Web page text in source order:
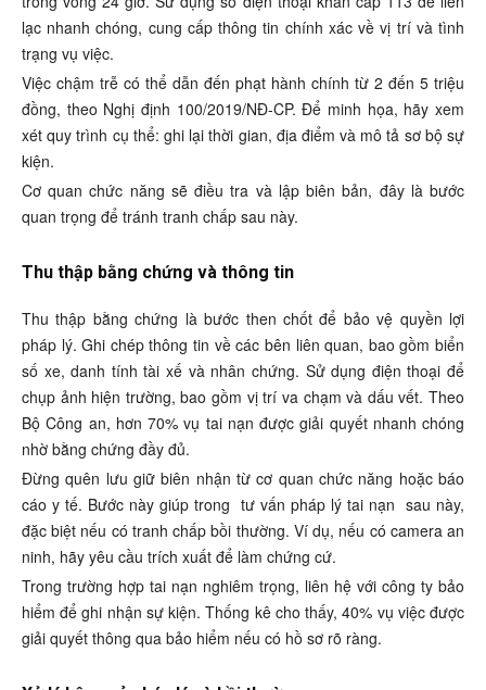
lạc nhanh chóng, cung cấp thông tin chính xác về vị trí và tình
trạng vụ việc.
Việc chậm trễ có thể dẫn đến phạt hành chính từ 2 đến 5 triệu
đồng, theo Nghị định 100/2019/NĐ-CP. Để minh họa, hãy xem
xét quy trình cụ thể: ghi lại thời gian, địa điểm và mô tả sơ bộ sự
kiện.
Cơ quan chức năng sẽ điều tra và lập biên bản, đây là bước
quan trọng để tránh tranh chấp sau này.
Thu thập bằng chứng và thông tin
Thu thập bằng chứng là bước then chốt để bảo vệ quyền lợi
pháp lý. Ghi chép thông tin về các bên liên quan, bao gồm biển
số xe, danh tính tài xế và nhân chứng. Sử dụng điện thoại để
chụp ảnh hiện trường, bao gồm vị trí va chạm và dấu vết. Theo
Bộ Công an, hơn 70% vụ tai nạn được giải quyết nhanh chóng
nhờ bằng chứng đầy đủ.
Đừng quên lưu giữ biên nhận từ cơ quan chức năng hoặc báo
cáo y tế. Bước này giúp trong tư vấn pháp lý tai nạn sau này,
đặc biệt nếu có tranh chấp bồi thường. Ví dụ, nếu có camera an
ninh, hãy yêu cầu trích xuất để làm chứng cứ.
Trong trường hợp tai nạn nghiêm trọng, liên hệ với công ty bảo
hiểm để ghi nhận sự kiện. Thống kê cho thấy, 40% vụ việc được
giải quyết thông qua bảo hiểm nếu có hồ sơ rõ ràng.